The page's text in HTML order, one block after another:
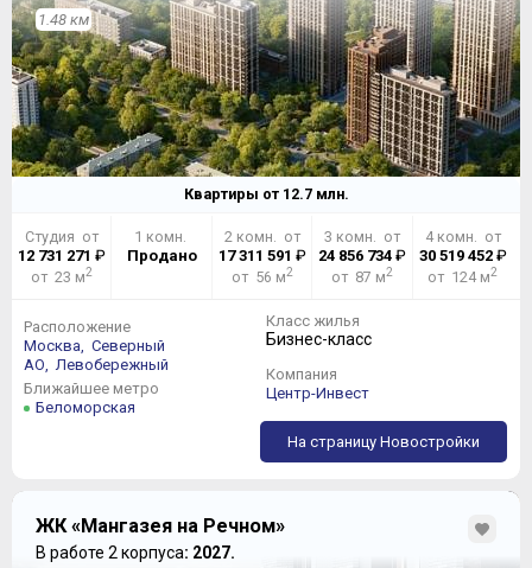
причине отсутствия коридорной системы
расположения квартир, людской толкотни не
предвидится, а ощущения пребывания в гостинице не
делят этажи пополам, четыре лифта сделают время их
ожидания минимальным:
1.48 км
Квартиры от 12.7млн.
Студия от
12 731 271 ₽
от 23 м2
1 комн.
Продано
2 комн. от
17 311 591 ₽
от 56 м2
3 комн. от
24 856 734 ₽
от 87 м2
4 комн. от
30 519 452₽
от 124 м2
Расположение
Москва,
Северный
АО,
Левобережный
Ближайшее метро
Беломорская
Класс жилья
Бизнес-класс
Компания
Центр-Инвест
На страницу Новостройки
ЖК «Мангазея на Речном»
В работе 2 корпуса: 2027.